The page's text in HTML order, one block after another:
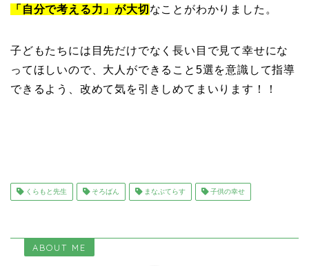
「自分で考える力」が大切 なことがわかりました。
子どもたちには目先だけでなく長い目で見て幸せにな
ってほしいので、大人ができること5選を意識して指導
できるよう、改めて気を引きしめてまいります！！
くらもと先生 そろばん まなぶてらす 子供の幸せ
ABOUT ME